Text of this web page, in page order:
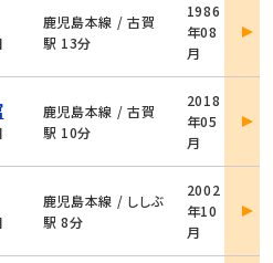
鹿児島本線 / 古賀
駅 13分
1986
年08
月
詳
鹿児島本線 / 古賀
駅 10分
2018
年05
月
詳
鹿児島本線 / ししぶ
駅 8分
2002
年10
月
詳